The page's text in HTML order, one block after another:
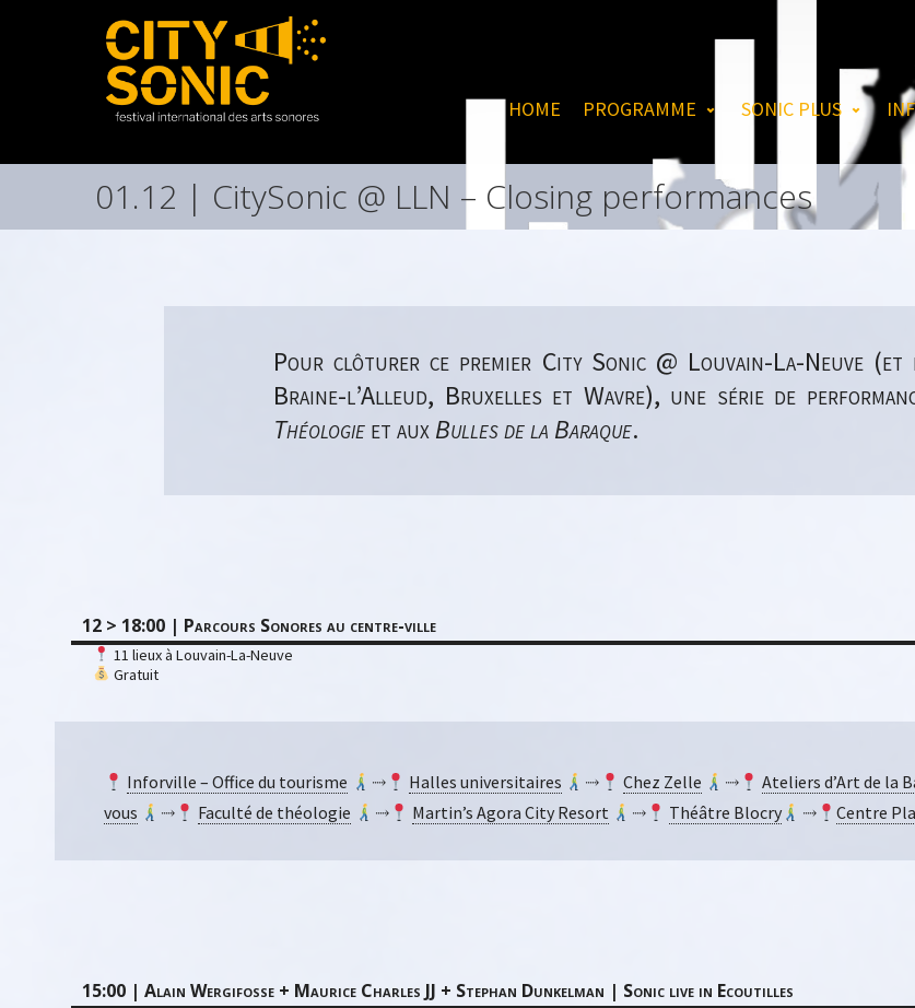
HOME PROGRAMME SONIC PLUS
01.12 | CitySonic @ LLN – Closing performances
Pour clôturer ce premier City Sonic @ Louvain-La-Neuve
Braine-l’Alleud, Bruxelles et Wavre), une série de
Théologieet auxBulles de la Baraque.
12 > 18:00 | Parcours Sonores au centre-ville
11 lieux à Louvain-La-Neuve
Gratuit
Inforville – Office du tourisme ⤑ Halles universitaires ⤑ Chez Zelle ⤑ Ateliers d’Art de la
vous
⤑ Faculté de théologie ⤑ Martin’s Agora City Resort ⤑ Théâtre Blocry ⤑ Centre
15:00 | Alain Wergifosse + Maurice Charles JJ + Stephan Dunkelman | Sonic live in Ecoutilles